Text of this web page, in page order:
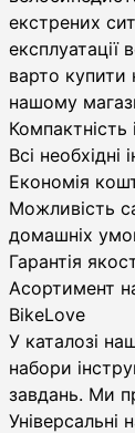
екстрених
експлуатації
варто купити
нашому
Компактність
Всі
Економія
Можливість
домашніх
Гарантія
Асортимент
BikeLove
У каталозі
набори
завдань. Ми
Універсальні